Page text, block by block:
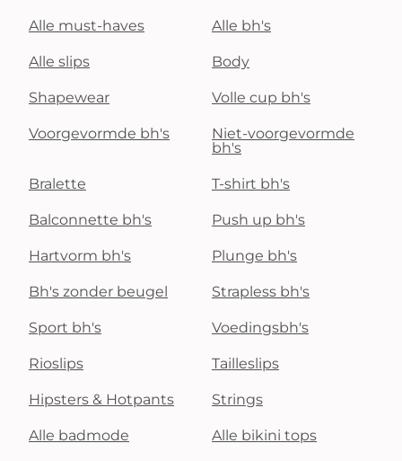
Alle must-haves Alle bh's
Alle slips Body
Shapewear Volle cup bh's
Voorgevormde bh's
Niet-voorgevormde
bh's
Bralette T-shirt bh's
Balconnette bh's Push up bh's
Hartvorm bh's Plunge bh's
Bh's zonder beugel Strapless bh's
Sport bh's Voedingsbh's
Rioslips Tailleslips
Hipsters & Hotpants Strings
Alle badmode Alle bikini tops